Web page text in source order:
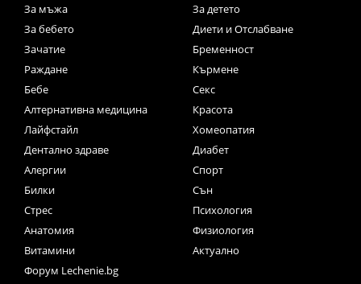
За мъжа
За детето
За бебето
Диети и Отслабване
Зачатие
Бременност
Раждане
Кърмене
Бебе
Секс
Алтернативна медицина
Красота
Лайфстайл
Хомеопатия
Дентално здраве
Диабет
Алергии
Спорт
Билки
Сън
Стрес
Психология
Анатомия
Физиология
Витамини
Актуално
Форум Lechenie.bg